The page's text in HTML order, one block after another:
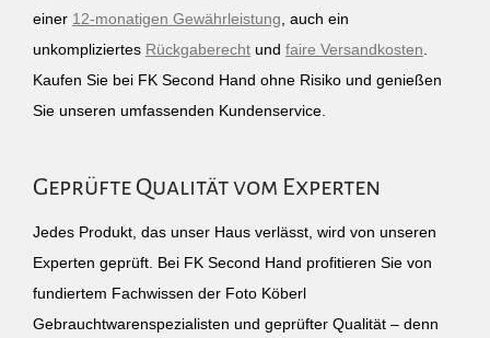
einer 12-monatigen Gewährleistung , auch ein
unkompliziertes Rückgaberecht und faire Versandkosten
Kaufen Sie bei FK Second Hand ohne Risiko und genießen
Sie unseren umfassenden Kundenservice.
Geprüfte Qualität vom Experten
Jedes Produkt, das unser Haus verlässt, wird von unseren
Experten geprüft. Bei FK Second Hand profitieren Sie von
fundiertem Fachwissen der Foto Köberl
Gebrauchtwarenspezialisten und geprüfter Qualität – denn